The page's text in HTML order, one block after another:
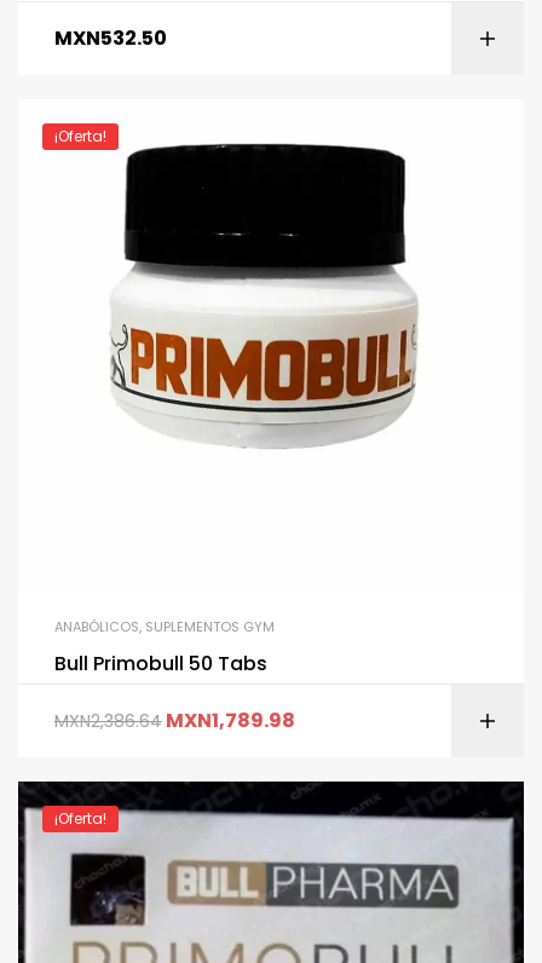
MXN532.50
¡Oferta!
ANABÓLICOS, SUPLEMENTOS GYM
Bull Primobull 50 Tabs
MXN2,386.64 MXN1,789.98
¡Oferta!